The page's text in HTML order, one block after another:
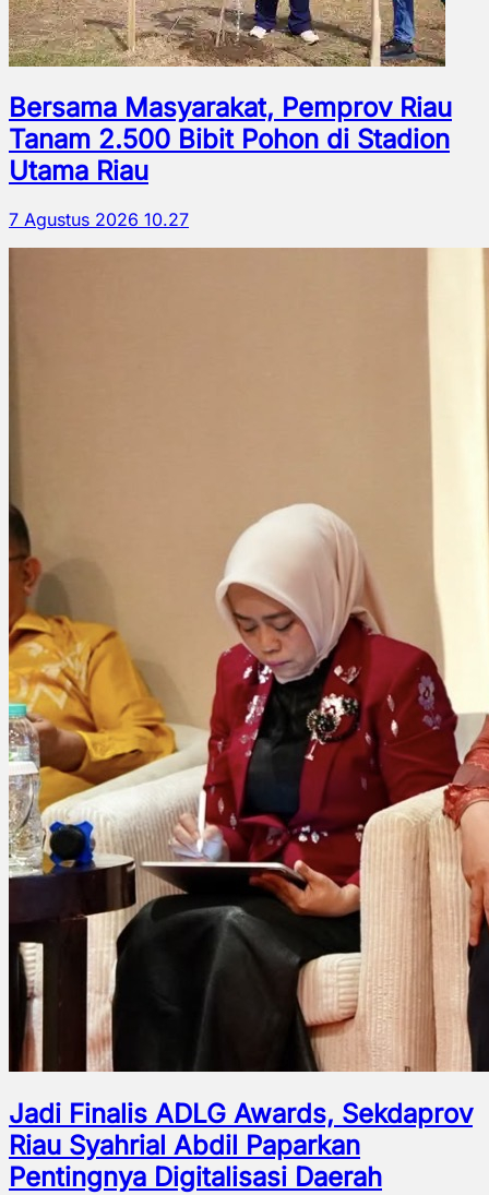
Bersama Masyarakat, Pemprov Riau
Tanam 2.500 Bibit Pohon di Stadion
Utama Riau
7 Agustus 2026 10.27
Jadi Finalis ADLG Awards, Sekdaprov
Riau Syahrial Abdil Paparkan
Pentingnya Digitalisasi Daerah